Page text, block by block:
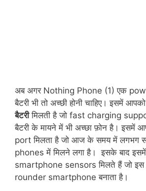
अब अगर Nothing Phone (1) एक
बैटरी भी तो अच्छी होनी चाहिए। इसमें आपको
बैटरीमिलती है जो fast charging
बैटरी के मायने में भी अच्छा फ़ोन है। इसमें
port मिलता है जो आज के समय में लगभग
phones में मिलने लगा है। इसके बाद
smartphone sensors मिलते हैं जो
rounder smartphone बनाता है।